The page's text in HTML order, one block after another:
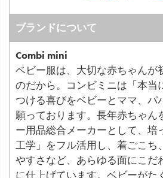
ブランドについて
Combi mini
ベビー服は、大切な赤ちゃんが
のだから。コンビミニは「本当
つける喜びをベビーとママ、パ
願っております。長年赤ちゃん
ー用品総合メーカーとして、培
工学」をフル活用し、着ごこち
やすさなど、あらゆる面にこだ
に仕上げています。ベビーがた